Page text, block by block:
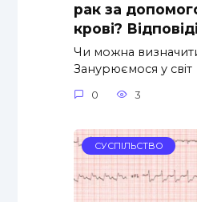
рак за
крові?
Чи можна
Занурюємося у світ
0 3
СУСПІЛЬСТВО